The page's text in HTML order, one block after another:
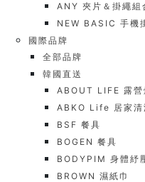
ANY 夾片＆掛繩組
NEW BASIC 手機
國際品牌
全部品牌
韓國直送
ABOUT LIFE 露營
ABKO Life 居家清
BSF 餐具
BOGEN 餐具
BODYPIM 身體紓
BROWN 濕紙巾